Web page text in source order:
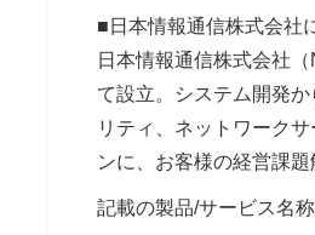
■日本情報通信株式会社
日本情報通信株式会社
て設立。システム開発
リティ、ネットワーク
ンに、お客様の経営課
記載の製品/サービス名